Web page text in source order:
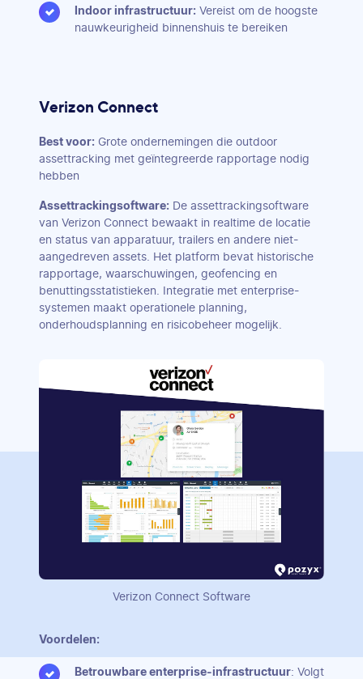
Indoor infrastructuur: Vereist om de hoogste
nauwkeurigheid binnenshuis te bereiken
Verizon Connect
Best voor: Grote ondernemingen die outdoor
assettracking met geïntegreerde rapportage nodig
hebben
Assettrackingsoftware: De assettrackingsoftware
van Verizon Connect bewaakt in realtime de locatie
en status van apparatuur, trailers en andere niet-
aangedreven assets. Het platform bevat historische
rapportage, waarschuwingen, geofencing en
benuttingsstatistieken. Integratie met enterprise-
systemen maakt operationele planning,
onderhoudsplanning en risicobeheer mogelijk.
Verizon Connect Software
Voordelen:
Betrouwbare enterprise-infrastructuur: Volgt